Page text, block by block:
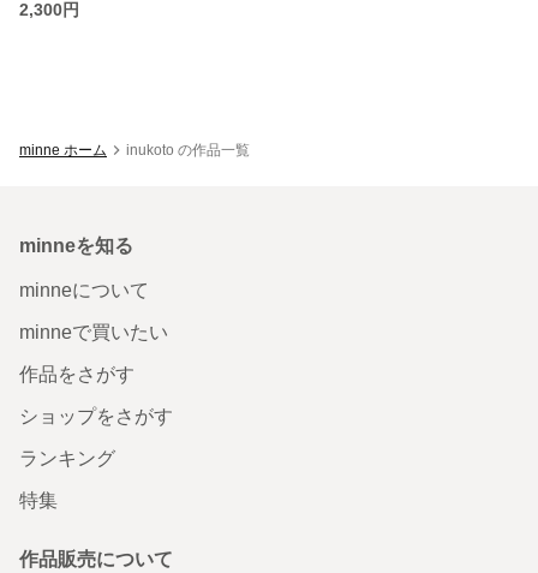
2,300円
minne ホーム inukoto の作品一覧
minneを知る
minneについて
minneで買いたい
作品をさがす
ショップをさがす
ランキング
特集
作品販売について